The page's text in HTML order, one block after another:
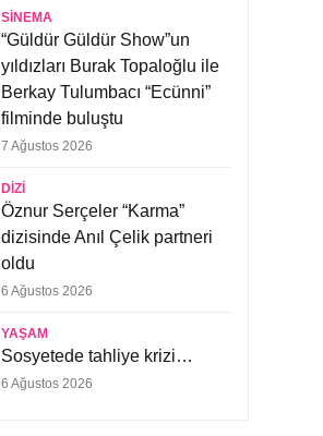
SINEMA
“Güldür Güldür Show”un
yıldızları Burak Topaloğlu ile
Berkay Tulumbacı “Ecünni”
filminde buluştu
7 Ağustos 2026
DIZI
Öznur Serçeler “Karma”
dizisinde Anıl Çelik partneri
oldu
6 Ağustos 2026
YAŞAM
Sosyetede tahliye krizi…
6 Ağustos 2026